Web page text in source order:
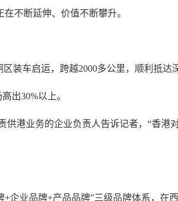
不断延伸、价值不断攀升。
车启运，跨越2000多公里，顺利抵达
出30%以上。
港业务的企业负责人告诉记者，“香港
业品牌+产品品牌”三级品牌体系，在